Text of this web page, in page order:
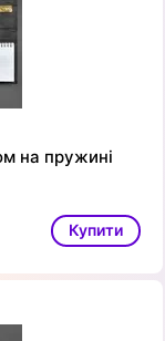
на пружині
Купити